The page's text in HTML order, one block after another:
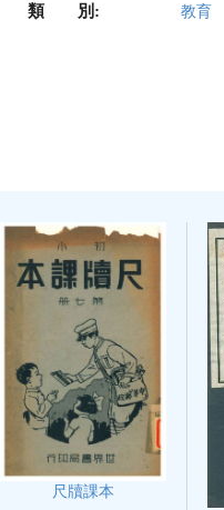
類 別: 教育
尺牘課本